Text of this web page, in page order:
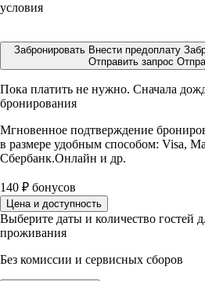
условия
Забронировать Внести предоплату
Отправить запрос
Пока платить не нужно. Сначала
бронирования
Мгновенное подтверждение
в размере удобным способом: Visa,
Сбербанк.Онлайн и др.
140 ₽ бонусов
Цена и доступность
Выберите даты и количество гостей
проживания
Без комиссии и сервисных сборов